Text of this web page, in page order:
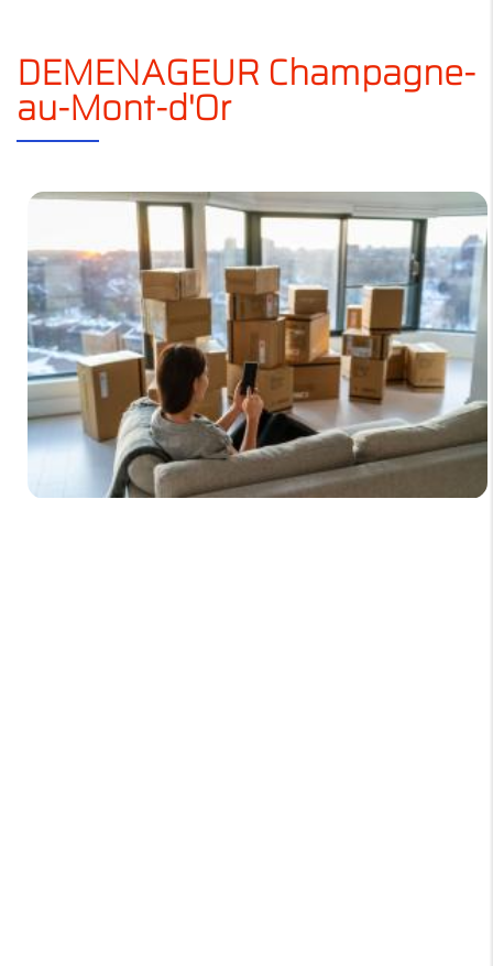
DEMENAGEUR Champagne-
au-Mont-d'Or